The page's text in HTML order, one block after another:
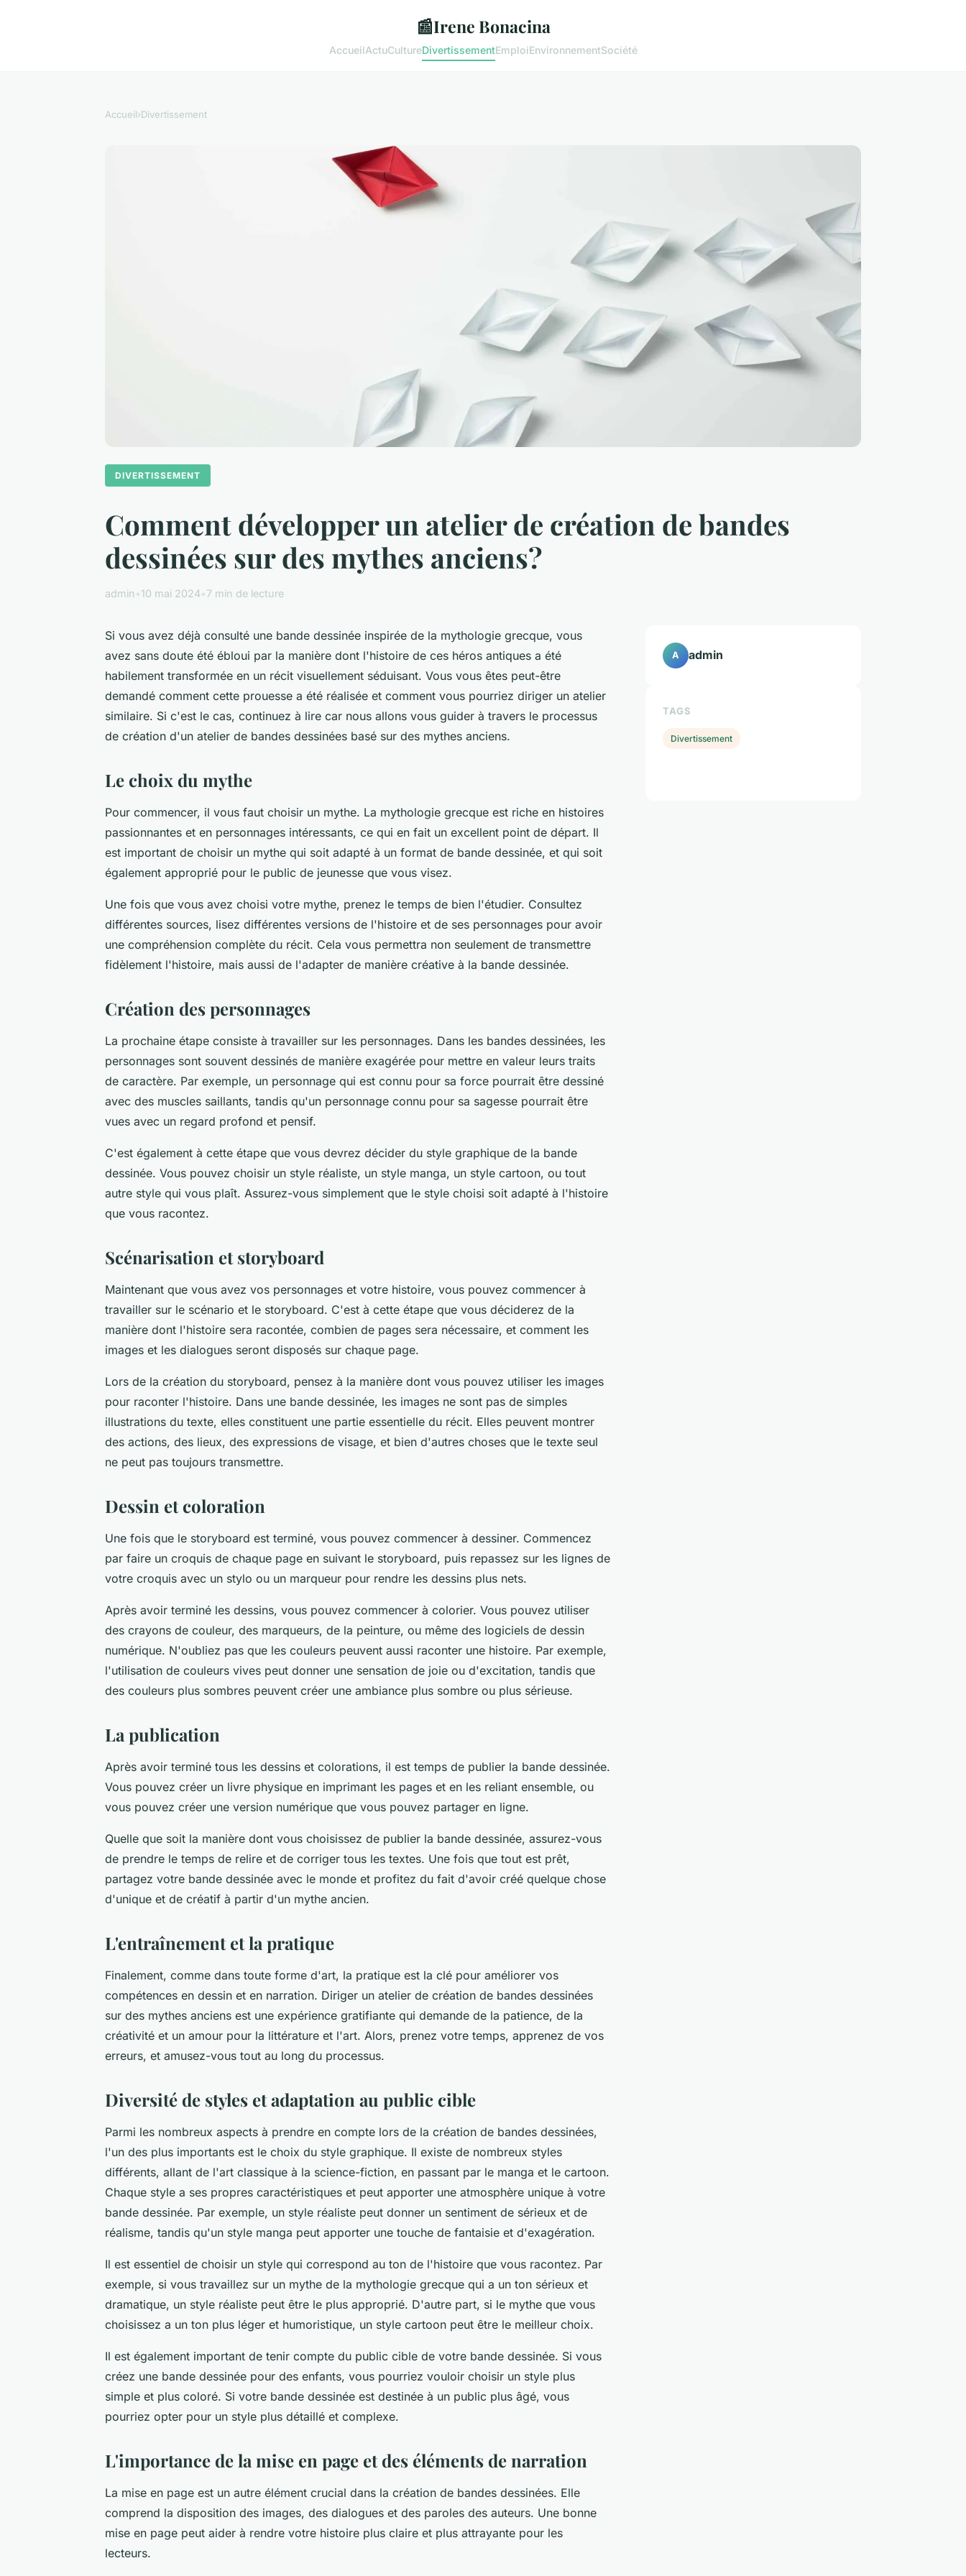
📰Irene Bonacina
AccueilActuCultureDivertissementEmploiEnvironnementSociété
Accueil›Divertissement
DIVERTISSEMENT
Comment développer un atelier de création de bandes
dessinées sur des mythes anciens?
admin •10 mai 2024•7 min de lecture
Si vous avez déjà consulté une bande dessinée inspirée de la mythologie grecque, vous
avez sans doute été ébloui par la manière dont l'histoire de ces héros antiques a été
habilement transformée en un récit visuellement séduisant. Vous vous êtes peut-être
demandé comment cette prouesse a été réalisée et comment vous pourriez diriger un atelier
similaire. Si c'est le cas, continuez à lire car nous allons vous guider à travers le processus
de création d'un atelier de bandes dessinées basé sur des mythes anciens.
Le choix du mythe
Pour commencer, il vous faut choisir un mythe. La mythologie grecque est riche en histoires
passionnantes et en personnages intéressants, ce qui en fait un excellent point de départ. Il
est important de choisir un mythe qui soit adapté à un format de bande dessinée, et qui soit
également approprié pour le public de jeunesse que vous visez.
Une fois que vous avez choisi votre mythe, prenez le temps de bien l'étudier. Consultez
différentes sources, lisez différentes versions de l'histoire et de ses personnages pour avoir
une compréhension complète du récit. Cela vous permettra non seulement de transmettre
fidèlement l'histoire, mais aussi de l'adapter de manière créative à la bande dessinée.
Création des personnages
La prochaine étape consiste à travailler sur les personnages. Dans les bandes dessinées, les
personnages sont souvent dessinés de manière exagérée pour mettre en valeur leurs traits
de caractère. Par exemple, un personnage qui est connu pour sa force pourrait être dessiné
avec des muscles saillants, tandis qu'un personnage connu pour sa sagesse pourrait être
vues avec un regard profond et pensif.
C'est également à cette étape que vous devrez décider du style graphique de la bande
dessinée. Vous pouvez choisir un style réaliste, un style manga, un style cartoon, ou tout
autre style qui vous plaît. Assurez-vous simplement que le style choisi soit adapté à l'histoire
que vous racontez.
Scénarisation et storyboard
Maintenant que vous avez vos personnages et votre histoire, vous pouvez commencer à
travailler sur le scénario et le storyboard. C'est à cette étape que vous déciderez de la
manière dont l'histoire sera racontée, combien de pages sera nécessaire, et comment les
images et les dialogues seront disposés sur chaque page.
Lors de la création du storyboard, pensez à la manière dont vous pouvez utiliser les images
pour raconter l'histoire. Dans une bande dessinée, les images ne sont pas de simples
illustrations du texte, elles constituent une partie essentielle du récit. Elles peuvent montrer
des actions, des lieux, des expressions de visage, et bien d'autres choses que le texte seul
ne peut pas toujours transmettre.
Dessin et coloration
Une fois que le storyboard est terminé, vous pouvez commencer à dessiner. Commencez
par faire un croquis de chaque page en suivant le storyboard, puis repassez sur les lignes de
votre croquis avec un stylo ou un marqueur pour rendre les dessins plus nets.
Après avoir terminé les dessins, vous pouvez commencer à colorier. Vous pouvez utiliser
des crayons de couleur, des marqueurs, de la peinture, ou même des logiciels de dessin
numérique. N'oubliez pas que les couleurs peuvent aussi raconter une histoire. Par exemple,
l'utilisation de couleurs vives peut donner une sensation de joie ou d'excitation, tandis que
des couleurs plus sombres peuvent créer une ambiance plus sombre ou plus sérieuse.
La publication
Après avoir terminé tous les dessins et colorations, il est temps de publier la bande dessinée.
Vous pouvez créer un livre physique en imprimant les pages et en les reliant ensemble, ou
vous pouvez créer une version numérique que vous pouvez partager en ligne.
Quelle que soit la manière dont vous choisissez de publier la bande dessinée, assurez-vous
de prendre le temps de relire et de corriger tous les textes. Une fois que tout est prêt,
partagez votre bande dessinée avec le monde et profitez du fait d'avoir créé quelque chose
d'unique et de créatif à partir d'un mythe ancien.
L'entraînement et la pratique
Finalement, comme dans toute forme d'art, la pratique est la clé pour améliorer vos
compétences en dessin et en narration. Diriger un atelier de création de bandes dessinées
sur des mythes anciens est une expérience gratifiante qui demande de la patience, de la
créativité et un amour pour la littérature et l'art. Alors, prenez votre temps, apprenez de vos
erreurs, et amusez-vous tout au long du processus.
Diversité de styles et adaptation au public cible
Parmi les nombreux aspects à prendre en compte lors de la création de bandes dessinées,
l'un des plus importants est le choix du style graphique. Il existe de nombreux styles
différents, allant de l'art classique à la science-fiction, en passant par le manga et le cartoon.
Chaque style a ses propres caractéristiques et peut apporter une atmosphère unique à votre
bande dessinée. Par exemple, un style réaliste peut donner un sentiment de sérieux et de
réalisme, tandis qu'un style manga peut apporter une touche de fantaisie et d'exagération.
Il est essentiel de choisir un style qui correspond au ton de l'histoire que vous racontez. Par
exemple, si vous travaillez sur un mythe de la mythologie grecque qui a un ton sérieux et
dramatique, un style réaliste peut être le plus approprié. D'autre part, si le mythe que vous
choisissez a un ton plus léger et humoristique, un style cartoon peut être le meilleur choix.
Il est également important de tenir compte du public cible de votre bande dessinée. Si vous
créez une bande dessinée pour des enfants, vous pourriez vouloir choisir un style plus
simple et plus coloré. Si votre bande dessinée est destinée à un public plus âgé, vous
pourriez opter pour un style plus détaillé et complexe.
L'importance de la mise en page et des éléments de narration
La mise en page est un autre élément crucial dans la création de bandes dessinées. Elle
comprend la disposition des images, des dialogues et des paroles des auteurs. Une bonne
mise en page peut aider à rendre votre histoire plus claire et plus attrayante pour les
lecteurs.
A admin
TAGS
Divertissement